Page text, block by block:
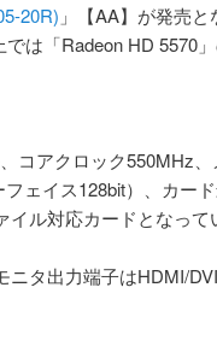
20R) 」【AA】が発売と
は「Radeon HD 5570
コアクロック550MHz、
ェイス128bit）、カー
ル対応カードとなって
タ出力端子はHDMI/